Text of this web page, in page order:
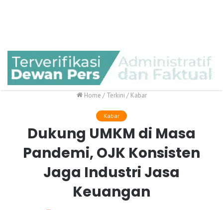
Home / Terkini / Kabar
Kabar
Dukung UMKM di Masa
Pandemi, OJK Konsisten
Jaga Industri Jasa
Keuangan